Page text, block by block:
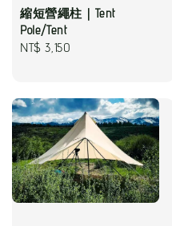
縮短營繩柱｜Tent
Pole/Tent
Regular
NT$ 3,150